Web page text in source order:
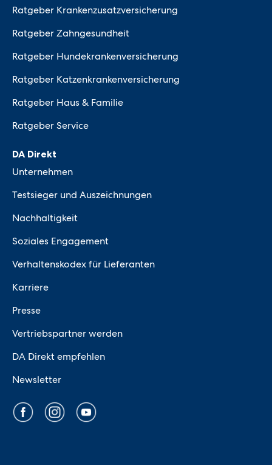
Ratgeber Krankenzusatzversicherung
Ratgeber Zahngesundheit
Ratgeber Hundekrankenversicherung
Ratgeber Katzenkrankenversicherung
Ratgeber Haus & Familie
Ratgeber Service
DA Direkt
Unternehmen
Testsieger und Auszeichnungen
Nachhaltigkeit
Soziales Engagement
Verhaltenskodex für Lieferanten
Karriere
Presse
Vertriebspartner werden
DA Direkt empfehlen
Newsletter